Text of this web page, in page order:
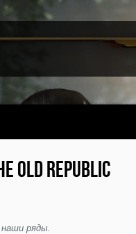
OLD REPUBLIC
ряды.